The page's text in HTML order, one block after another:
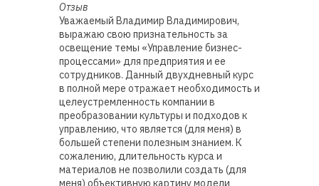
Отзыв
Уважаемый Владимир Владимирович,
выражаю свою признательность за
освещение темы «Управление бизнес-
процессами» для предприятия и ее
сотрудников. Данный двухдневный курс
в полной мере отражает необходимость и
целеустремленность компании в
преобразовании культуры и подходов к
управлению, что является (для меня) в
большей степени полезным знанием. К
сожалению, длительность курса и
материалов не позволили создать (для
меня) объективную картину модели